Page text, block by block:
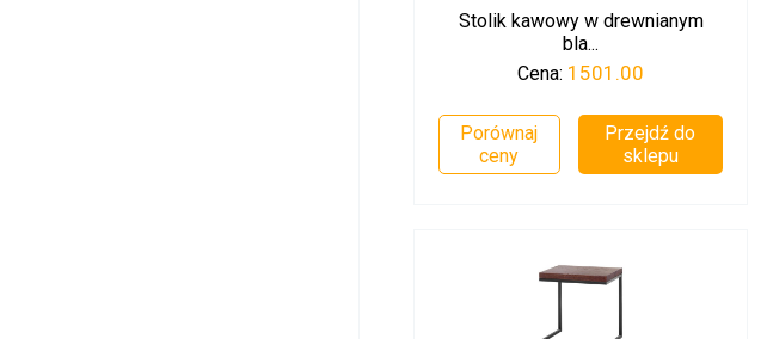
Stolik kawowy w drewnianym
bla...
Cena: 1501.00
Porównaj
ceny
Przejdź do
sklepu